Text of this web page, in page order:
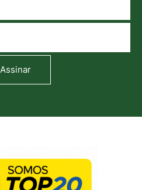
Assinar